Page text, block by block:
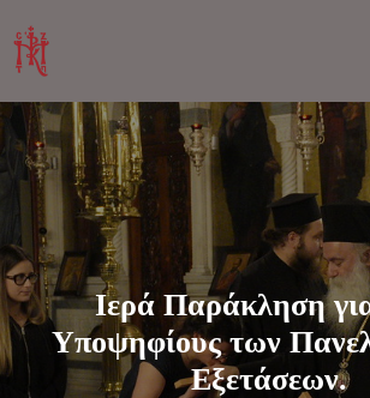
Ιερά Παράκληση
Υποψηφίους των
Εξετάσεων.